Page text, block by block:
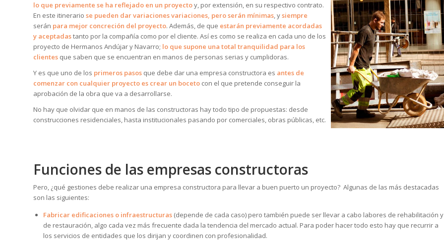
lo que previamente se ha reflejado en un proyectoy, por extensión, en su respectivo contrato.
En este itinerario se pueden dar variaciones variaciones, pero serán mínimas, ysiempre
serán para mejor concreción del proyecto. Además, de que estarán previamente acordadas
y aceptadastanto por la compañía como por el cliente. Así es como se realiza en cada uno de los
proyecto de Hermanos Andújar y Navarro; lo que supone una total tranquilidad para los
clientes que saben que se encuentran en manos de personas serias y cumplidoras.
Y es que uno de los primeros pasos que debe dar una empresa constructora es antes de
comenzar con cualquier proyecto es crear un boceto con el que pretende conseguir la
aprobación de la obra que va a desarrollarse.
No hay que olvidar que en manos de las constructoras hay todo tipo de propuestas: desde
construcciones residenciales, hasta institucionales pasando por comerciales, obras públicas, etc.
Funciones de las empresas constructoras
Pero, ¿qué gestiones debe realizar una empresa constructora para llevar a buen puerto un proyecto? Algunas de las más destacadas
son las siguientes:
Fabricar edificaciones o infraestructuras (depende de cada caso) pero también puede ser llevar a cabo labores de rehabilitación y
de restauración, algo cada vez más frecuente dada la tendencia del mercado actual. Para poder hacer todo esto hay que recurrir a
los servicios de entidades que los dirijan y coordinen con profesionalidad.